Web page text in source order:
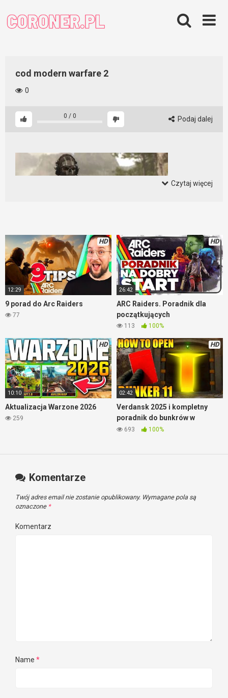
content
cod modern warfare 2
0
0 / 0 Podaj dalej
cod modern warfare 2
Czytaj więcej
HD
12:29
9 porad do Arc Raiders
77
HD
26:42
ARC Raiders. Poradnik dla
początkujących
113 100%
HD
10:10
Aktualizacja Warzone 2026
259
HD
02:42
Verdansk 2025 i kompletny
poradnik do bunkrów w
Warzone
693 100%
Komentarze
Twój adres email nie zostanie opublikowany. Wymagane pola są
oznaczone *
Komentarz
Name *